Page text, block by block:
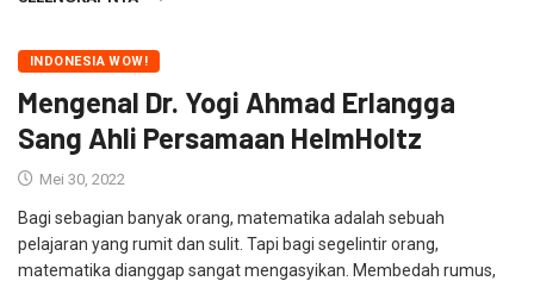
INDONESIA WOW!
Mengenal Dr. Yogi Ahmad Erlangga
Sang Ahli Persamaan HelmHoltz
Mei 30, 2022
Bagi sebagian banyak orang, matematika adalah sebuah
pelajaran yang rumit dan sulit. Tapi bagi segelintir orang,
matematika dianggap sangat mengasyikan. Membedah rumus,